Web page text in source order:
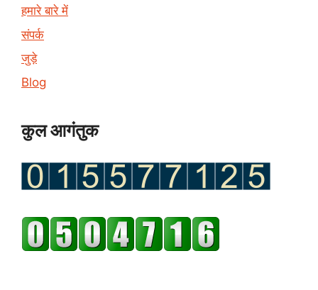
हमारे बारे में
संपर्क
जुड़े
Blog
कुल आगंतुक